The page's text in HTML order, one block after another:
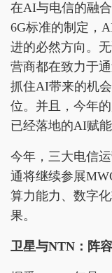
在AI与电信的融
6G标准的制定，
进的必然方向。
营商都在致力于
抓住AI带来的机
位。并且，今年
已经落地的AI赋
今年，三大电信
通将继续参展
算力能力、数字
果。
卫星与NTN：阵